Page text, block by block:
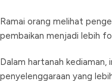
Ramai orang melihat
pembaikan menjadi lebih
Dalam hartanah kediaman,
penyelenggaraan yang